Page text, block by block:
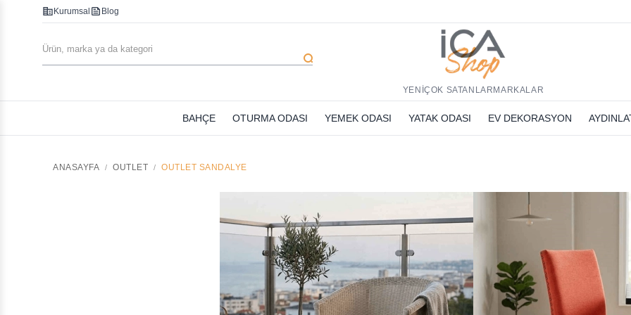
corporate_fare Kurumsal feed Blog
search
YENİÇOK SATANLAR MARKALAR
BAHÇE OTURMA ODASI YEMEK ODASI YATAK ODASI EV DEKORASYON
ANASAYFA OUTLET OUTLET SANDALYE